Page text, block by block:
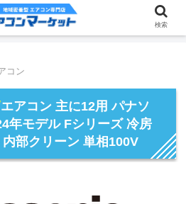
コン
エアコン 主に12用 パナソ
年モデル Fシリーズ 冷房
部クリーン 単相100V
検索